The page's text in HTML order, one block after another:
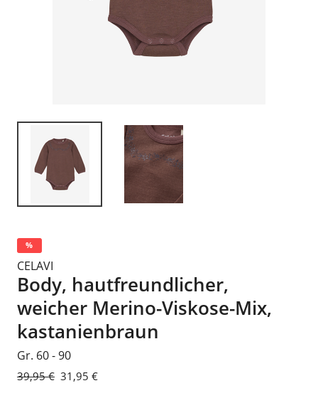
%
CELAVI
Body, hautfreundlicher,
weicher Merino-Viskose-Mix,
kastanienbraun
Gr. 60 - 90
Normaler
39,95 € Sonderpreis
31,95 €